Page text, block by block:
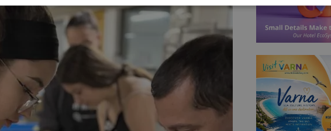
Строго необходимо Функционалност
бисквитки позволяват основната функционалност на уебсайта, като потребителско влизане и
Уебсайтът не може да се използва правилно без строго необходими бисквитки.
Доставчик
Домейн
Валиден
Описание
lisandraramos.com
bgtourism.bg
Тази бисквитка се използва, за да запомните съгласието
на потребителя за използването на бисквитки на сайта.